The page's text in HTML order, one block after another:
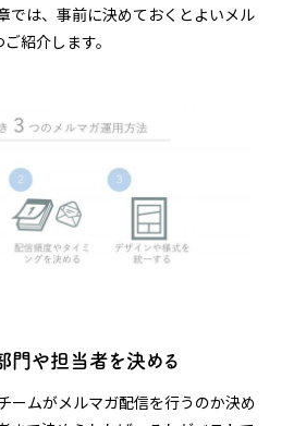
では、事前に決めておくとよいメル
紹介します。
門や担当者を決める
ームがメルマガ配信を行うのか決め